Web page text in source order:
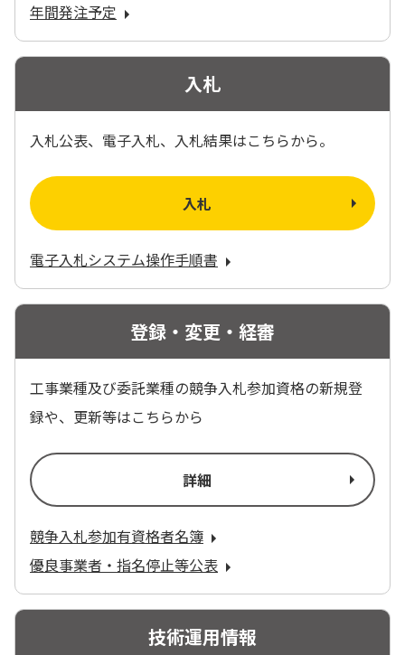
年間発注予定
入札
入札公表、電子入札、入札結果はこちらから。
入札
電子入札システム操作手順書
登録・変更・経審
工事業種及び委託業種の競争入札参加資格の新規登
録や、更新等はこちらから
詳細
競争入札参加有資格者名簿
優良事業者・指名停止等公表
技術運用情報